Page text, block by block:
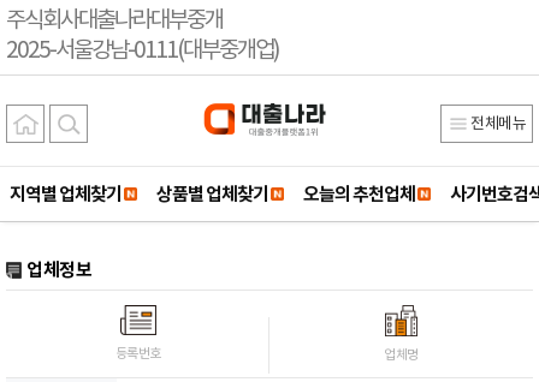
주식회사대출나라대부중개
2025-서울강남-0111(대부중개업)
전체메뉴
지역별 업체찾기 상품별 업체찾기 오늘의 추천업체 사기번호검
업체정보
등록번호 업체명